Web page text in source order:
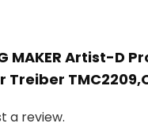
MAKER Artist-D
a review.